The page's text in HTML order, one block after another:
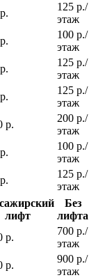
125 р./
этаж
100 р./
этаж
125 р./
этаж
125 р./
этаж
р.
200 р./
этаж
100 р./
этаж
125 р./
этаж
лифт
Без
лифта
р.
700 р./
этаж
р.
900 р./
этаж